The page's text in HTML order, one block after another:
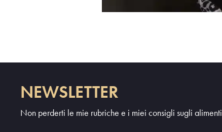
NEWSLETTER
Non perderti le mie rubriche e i miei consigli sugli alimenti